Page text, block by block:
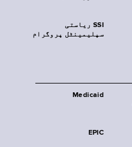
SSI ریاستی
سپلیمینٹل پروگرام
Medicaid
EPIC